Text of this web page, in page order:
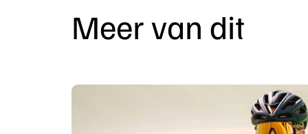
Meer van dit